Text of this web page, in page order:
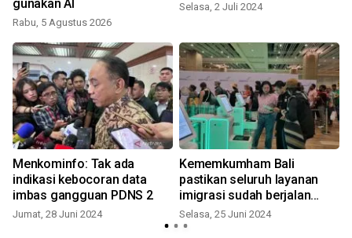
gunakan AI
Rabu, 5 Agustus 2026
Selasa, 2 Juli 2024
Menkominfo: Tak ada
indikasi kebocoran data
imbas gangguan PDNS 2
Jumat, 28 Juni 2024
Kememkumham Bali
pastikan seluruh layanan
imigrasi sudah berjalan
normal
Selasa, 25 Juni 2024